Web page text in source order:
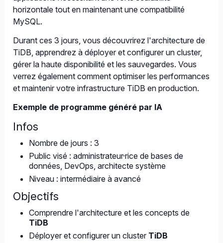
horizontale tout en maintenant une compatibilité
MySQL.
Durant ces 3 jours, vous découvrirez l'architecture de
TiDB, apprendrez à déployer et configurer un cluster,
gérer la haute disponibilité et les sauvegardes. Vous
verrez également comment optimiser les performances
et maintenir votre infrastructure TiDB en production.
Exemple de programme généré par IA
Infos
Nombre de jours : 3
Public visé : administrateur·rice de bases de
données, DevOps, architecte système
Niveau : intermédiaire à avancé
Objectifs
Comprendre l'architecture et les concepts de
TiDB
Déployer et configurer un cluster TiDB